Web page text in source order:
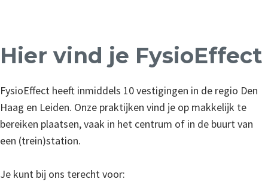
Hier vind je FysioEffect
FysioEffect heeft inmiddels 10 vestigingen in de regio Den
Haag en Leiden. Onze praktijken vind je op makkelijk te
bereiken plaatsen, vaak in het centrum of in de buurt van
een (trein)station.
Je kunt bij ons terecht voor: